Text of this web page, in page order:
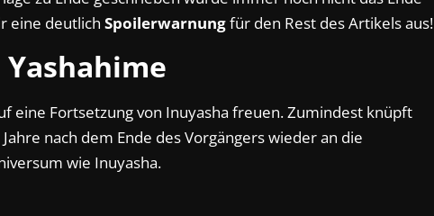
eine deutlich Spoilerwarnungfür den Rest des Artikels aus!
Yashahime
eine Fortsetzung von Inuyasha freuen. Zumindest knüpft
nach dem Ende des Vorgängers wieder an die
wie Inuyasha.